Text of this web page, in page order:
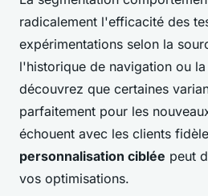
radicalement l'efficacité des
expérimentations selon la
l'historique de navigation ou
découvrez que certaines
parfaitement pour les
échouent avec les clients
personnalisation ciblée peut
vos optimisations.